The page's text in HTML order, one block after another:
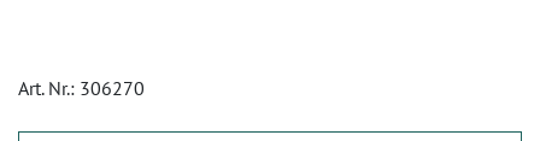
Art. Nr.: 306270